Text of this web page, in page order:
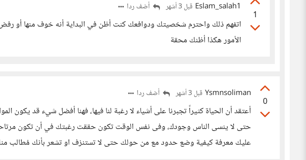
1
Eslam_salah1 قبل 3 أشهر أضف ردا
اتفهم ذلك واحترم شخصيتك ودوافعك كنت أظن في البداية أنه خوف منها أو رفض
الأمور هكذا أظنك محقة
0
Ysmnsoliman قبل 3 أشهر أضف ردا
أعتقد أن الحياة كثيراً تجبرنا على أشياء لا رغبة لنا فيها، فهنا أفضل شيء قد يكون
حتى لا ينسى الناس وجودك، وفى نفس الوقت تكون حققت رغبتك في أن تكون
عليك معرفة كيفية وضع حدود مع من حولك حتى لا تستنزف او تشعر بأنك مُطالب